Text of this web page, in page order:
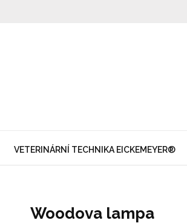
VETERINÁRNÍ TECHNIKA EICKEMEYER®
Woodova lampa